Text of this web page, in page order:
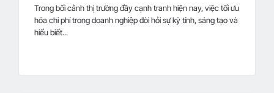
Trong bối cảnh thị trường đầy cạnh tranh hiện nay, việc tối ưu
hóa chi phí trong doanh nghiệp đòi hỏi sự kỹ tính, sáng tạo và
hiểu biết...